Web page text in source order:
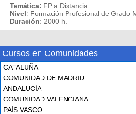
Temática: FP a Distancia
Nivel: Formación Profesional de Grado
Duración: 2000 h.
Cursos en Comunidades
CATALUÑA
COMUNIDAD DE MADRID
ANDALUCÍA
COMUNIDAD VALENCIANA
PAÍS VASCO